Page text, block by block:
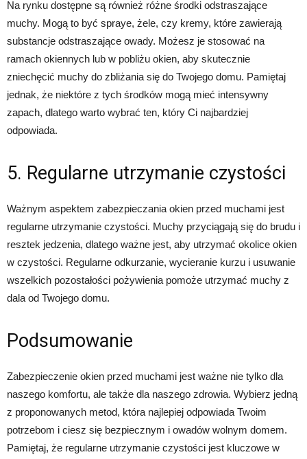
Na rynku dostępne są również różne środki odstraszające
muchy. Mogą to być spraye, żele, czy kremy, które zawierają
substancje odstraszające owady. Możesz je stosować na
ramach okiennych lub w pobliżu okien, aby skutecznie
zniechęcić muchy do zbliżania się do Twojego domu. Pamiętaj
jednak, że niektóre z tych środków mogą mieć intensywny
zapach, dlatego warto wybrać ten, który Ci najbardziej
odpowiada.
5. Regularne utrzymanie czystości
Ważnym aspektem zabezpieczania okien przed muchami jest
regularne utrzymanie czystości. Muchy przyciągają się do brudu i
resztek jedzenia, dlatego ważne jest, aby utrzymać okolice okien
w czystości. Regularne odkurzanie, wycieranie kurzu i usuwanie
wszelkich pozostałości pożywienia pomoże utrzymać muchy z
dala od Twojego domu.
Podsumowanie
Zabezpieczenie okien przed muchami jest ważne nie tylko dla
naszego komfortu, ale także dla naszego zdrowia. Wybierz jedną
z proponowanych metod, która najlepiej odpowiada Twoim
potrzebom i ciesz się bezpiecznym i owadów wolnym domem.
Pamiętaj, że regularne utrzymanie czystości jest kluczowe w